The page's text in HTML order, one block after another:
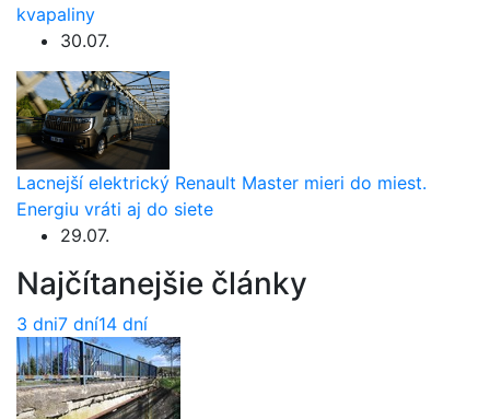
kvapaliny
30.07.
Lacnejší elektrický Renault Master mieri do miest.
Energiu vráti aj do siete
29.07.
Najčítanejšie články
3 dni7 dní14 dní